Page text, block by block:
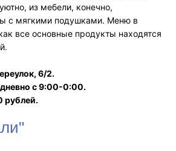
из мебели, конечно,
с мягкими подушками. Меню в
все основные продукты находятся
6/2.
с 9:00-0:00.
рублей.